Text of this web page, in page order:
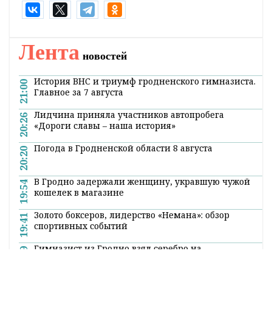
Лента новостей
21:00 История ВНС и триумф гродненского гимназиста.
Главное за 7 августа
20:26 Лидчина приняла участников автопробега
«Дороги славы – наша история»
20:20 Погода в Гродненской области 8 августа
19:54 В Гродно задержали женщину, укравшую чужой
кошелек в магазине
19:41 Золото боксеров, лидерство «Немана»: обзор
спортивных событий
Гимназист из Гродно взял серебро на